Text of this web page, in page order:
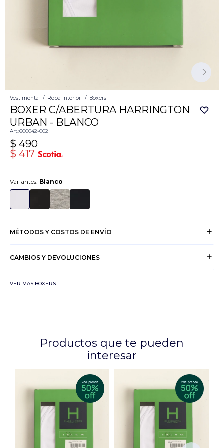
Vestimenta Ropa Interior Boxers
BOXER C/ABERTURA HARRINGTON
URBAN - BLANCO
600042-002
$ 490
$ 417
Variantes: Blanco
MÉTODOS Y COSTOS DE ENVÍO
CAMBIOS Y DEVOLUCIONES
VER MAS BOXERS
Productos que te pueden
interesar